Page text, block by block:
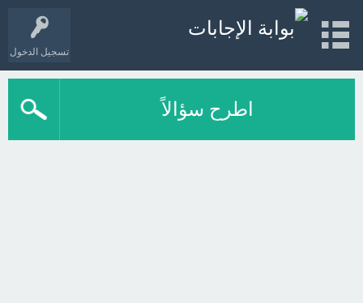
تسجيل الدخول
اطرح سؤالاً